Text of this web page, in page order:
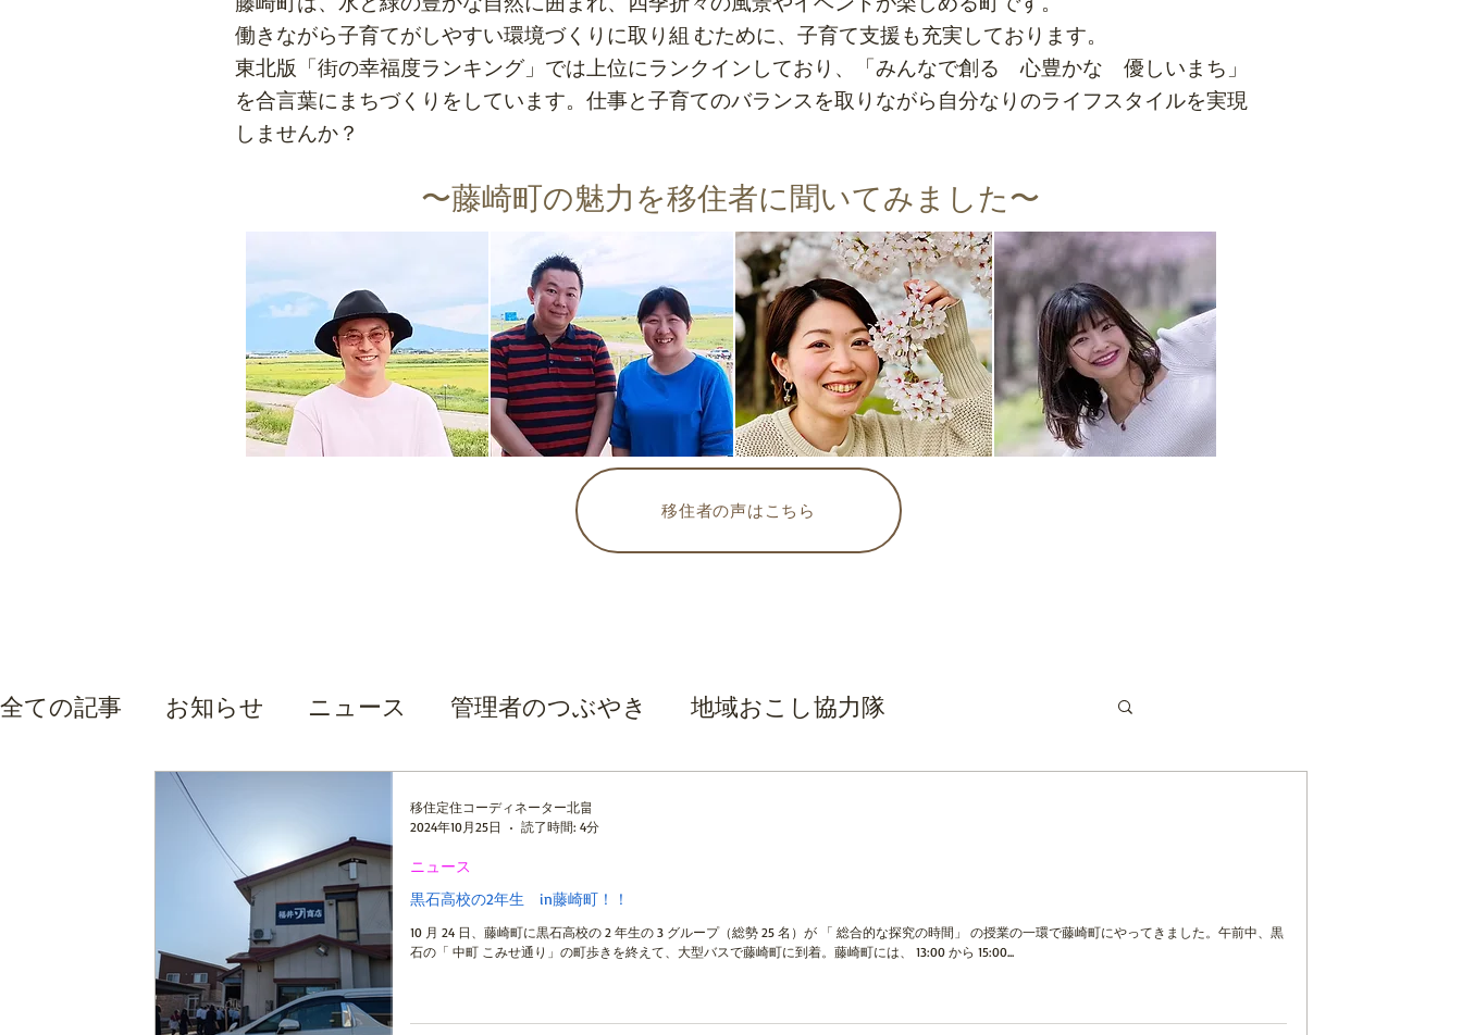
働きながら子育てがしやすい環境づくりに取り組 むために、子育て支援も充実しております。
東北版「街の幸福度ランキング」では上位にランクインしており、「みんなで創る 心豊かな 優しいまち」
を合言葉にまちづくりをしています。仕事と子育てのバランスを取りながら自分なりのライフスタイルを実現
しませんか？
​〜藤崎町の魅力を移住者に聞いてみました〜
移住者の声はこちら
全ての記事 お知らせ ニュース 管理者のつぶやき 地域おこし協力隊
黒石高校の2年生 in藤崎町！！
10 月 24 日、藤崎町に黒石高校の 2 年生の 3 グループ（総勢 25 名）が 「 総合的な探究の時間」 の授業の一環で藤崎町にやってきました。午前中、黒
石の「 中町 こみせ通り」の町歩きを終えて、大型バスで藤崎町に到着。藤崎町には、 13:00 から 15:00...
ニュース
移住定住コーディネーター北畠
2024年10月25日
読了時間: 4分